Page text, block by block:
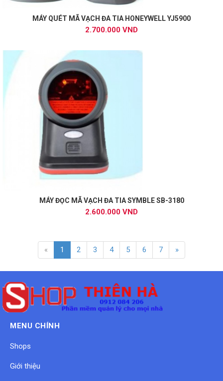
MÁY QUÉT MÃ VẠCH ĐA TIA HONEYWELL YJ5900
2.700.000 VND
MÁY ĐỌC MÃ VẠCH ĐA TIA SYMBLE SB-3180
2.600.000 VND
« 1 2 3 4 5 6 7 »
MENU CHÍNH
Shops
Giới thiệu